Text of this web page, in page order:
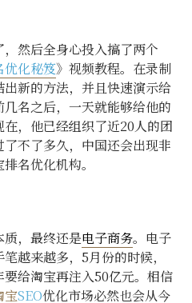
，然后全身心投入搞了两个
优化秘笈》视频教程。在录制
新的方法，并且快速演示给
名之后，一天就能够给他的
在，他已经组织了近20人的团
不了多久，中国还会出现非
名优化机构。
，最终还是电子商务。电子
笔越来越多，5月份的时候，
要给淘宝再注入50亿元。相信
宝SEO优化市场必然也会从今